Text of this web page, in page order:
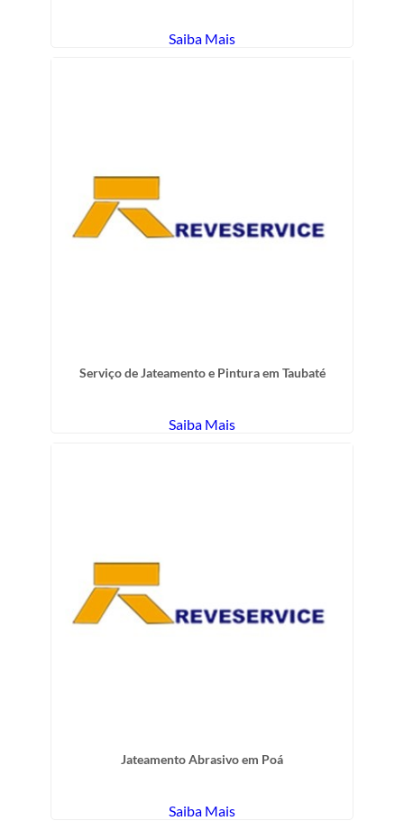
Saiba Mais
Serviço de Jateamento e Pintura em Taubaté
Saiba Mais
Jateamento Abrasivo em Poá
Saiba Mais